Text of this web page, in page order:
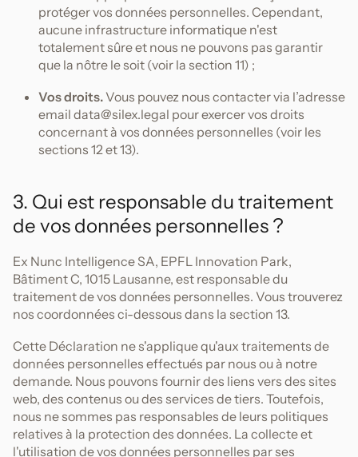
protéger vos données personnelles. Cependant,
aucune infrastructure informatique n'est
totalement sûre et nous ne pouvons pas garantir
que la nôtre le soit (voir la section 11) ;
Vos droits.Vous pouvez nous contacter via l’adresse
email data@silex.legal pour exercer vos droits
concernant à vos données personnelles (voir les
sections 12 et 13).
3. Qui est responsable du traitement
de vos données personnelles ?
Ex Nunc Intelligence SA, EPFL Innovation Park,
Bâtiment C, 1015 Lausanne, est responsable du
traitement de vos données personnelles. Vous trouverez
nos coordonnées ci-dessous dans la section 13.
Cette Déclaration ne s'applique qu'aux traitements de
données personnelles effectués par nous ou à notre
demande. Nous pouvons fournir des liens vers des sites
web, des contenus ou des services de tiers. Toutefois,
nous ne sommes pas responsables de leurs politiques
relatives à la protection des données. La collecte et
l'utilisation de vos données personnelles par ses